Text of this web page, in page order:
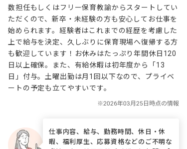
数担任もしくはフリー保育教諭からスタートしてい
ただくので、新卒・未経験の方も安心してお仕事を
始められます。経験者はこれまでの経歴を考慮した
上で給与を決定、久しぶりに保育現場へ復帰する方
も歓迎しています！お休みはたっぷり年間休日120
日以上確保。また、有給休暇は初年度から「13
日」付与。土曜出勤は月1回以下なので、プライベ
ートの予定も立てやすいです。
仕事内容、給与、勤務時間、休日・休
暇、福利厚生、応募資格などのご不明な